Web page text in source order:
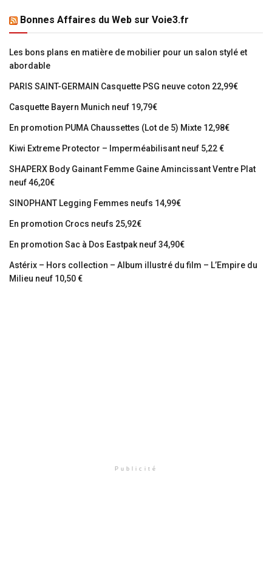
Bonnes Affaires du Web sur Voie3.fr
Les bons plans en matière de mobilier pour un salon stylé et
abordable
PARIS SAINT-GERMAIN Casquette PSG neuve coton 22,99€
Casquette Bayern Munich neuf 19,79€
En promotion PUMA Chaussettes (Lot de 5) Mixte 12,98€
Kiwi Extreme Protector – Imperméabilisant neuf 5,22 €
SHAPERX Body Gainant Femme Gaine Amincissant Ventre Plat
neuf 46,20€
SINOPHANT Legging Femmes neufs 14,99€
En promotion Crocs neufs 25,92€
En promotion Sac à Dos Eastpak neuf 34,90€
Astérix – Hors collection – Album illustré du film – L’Empire du
Milieu neuf 10,50 €
Publicité